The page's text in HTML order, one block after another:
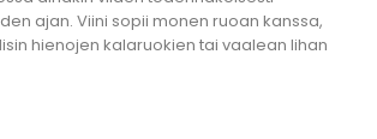
ajan. Viini sopii monen ruoan kanssa,
hienojen kalaruokien tai vaalean lihan